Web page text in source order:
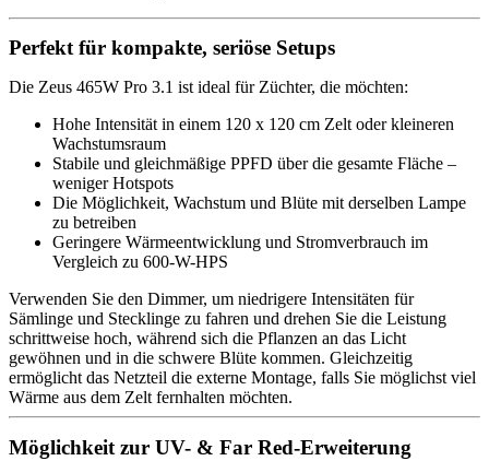
Perfekt für kompakte, seriöse Setups
Die Zeus 465W Pro 3.1 ist ideal für Züchter, die möchten:
Hohe Intensität in einem 120 x 120 cm Zelt oder kleineren
Wachstumsraum
Stabile und gleichmäßige PPFD über die gesamte Fläche –
weniger Hotspots
Die Möglichkeit, Wachstum und Blüte mit derselben Lampe
zu betreiben
Geringere Wärmeentwicklung und Stromverbrauch im
Vergleich zu 600-W-HPS
Verwenden Sie den Dimmer, um niedrigere Intensitäten für
Sämlinge und Stecklinge zu fahren und drehen Sie die Leistung
schrittweise hoch, während sich die Pflanzen an das Licht
gewöhnen und in die schwere Blüte kommen. Gleichzeitig
ermöglicht das Netzteil die externe Montage, falls Sie möglichst viel
Wärme aus dem Zelt fernhalten möchten.
Möglichkeit zur UV- & Far Red-Erweiterung